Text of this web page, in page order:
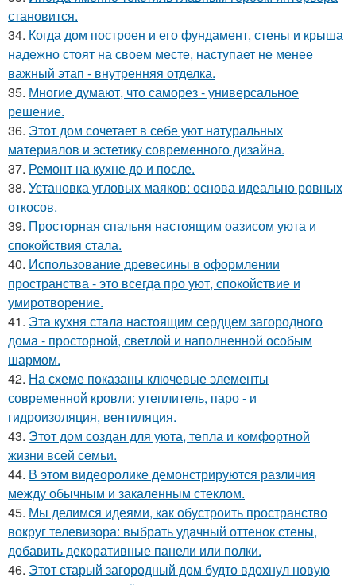
становится.
34. Когда дом построен и его фундамент, стены и крыша
надежно стоят на своем месте, наступает не менее
важный этап - внутренняя отделка.
35. Многие думают, что саморез - универсальное
решение.
36. Этот дом сочетает в себе уют натуральных
материалов и эстетику современного дизайна.
37. Ремонт на кухне до и после.
38. Установка угловых маяков: основа идеально ровных
откосов.
39. Просторная спальня настоящим оазисом уюта и
спокойствия стала.
40. Использование древесины в оформлении
пространства - это всегда про уют, спокойствие и
умиротворение.
41. Эта кухня стала настоящим сердцем загородного
дома - просторной, светлой и наполненной особым
шармом.
42. На схеме показаны ключевые элементы
современной кровли: утеплитель, паро - и
гидроизоляция, вентиляция.
43. Этот дом создан для уюта, тепла и комфортной
жизни всей семьи.
44. В этом видеоролике демонстрируются различия
между обычным и закаленным стеклом.
45. Мы делимся идеями, как обустроить пространство
вокруг телевизора: выбрать удачный оттенок стены,
добавить декоративные панели или полки.
46. Этот старый загородный дом будто вдохнул новую